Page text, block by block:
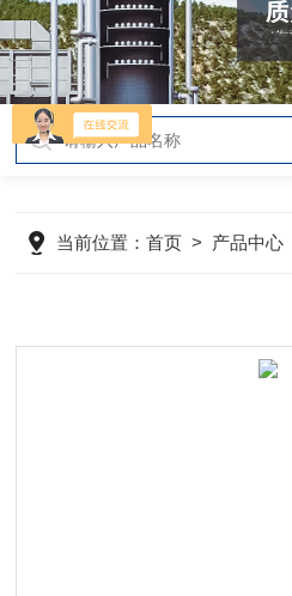
当前位置：首页 > 产品中心